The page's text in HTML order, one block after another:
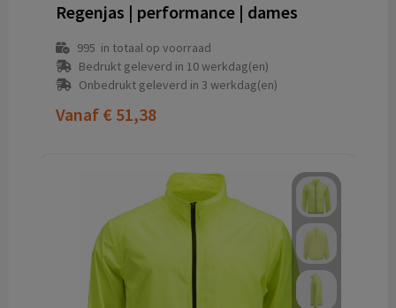
Regenjas | performance | dames
995 in totaal op voorraad
Bedrukt geleverd in 10 werkdag(en)
Onbedrukt geleverd in 3 werkdag(en)
Vanaf € 51,38